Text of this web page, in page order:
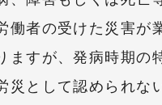
働者の受けた災害が
ますが、発病時期の
災として認められな